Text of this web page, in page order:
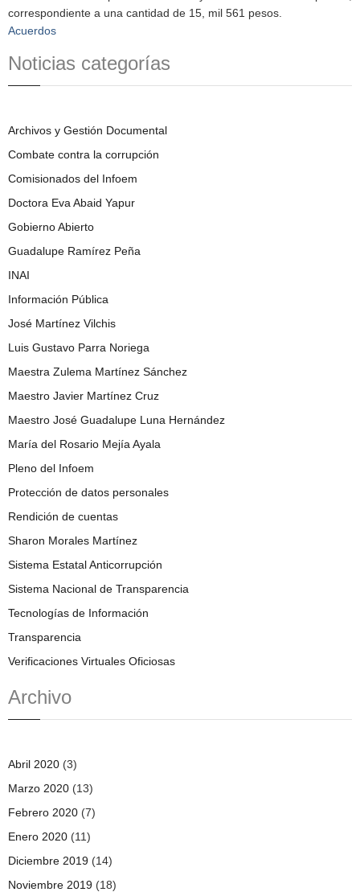
correspondiente a una cantidad de 15, mil 561 pesos.
Acuerdos
Noticias categorías
Archivos y Gestión Documental
Combate contra la corrupción
Comisionados del Infoem
Doctora Eva Abaid Yapur
Gobierno Abierto
Guadalupe Ramírez Peña
INAI
Información Pública
José Martínez Vilchis
Luis Gustavo Parra Noriega
Maestra Zulema Martínez Sánchez
Maestro Javier Martínez Cruz
Maestro José Guadalupe Luna Hernández
María del Rosario Mejía Ayala
Pleno del Infoem
Protección de datos personales
Rendición de cuentas
Sharon Morales Martínez
Sistema Estatal Anticorrupción
Sistema Nacional de Transparencia
Tecnologías de Información
Transparencia
Verificaciones Virtuales Oficiosas
Archivo
Abril 2020 (3)
Marzo 2020 (13)
Febrero 2020 (7)
Enero 2020 (11)
Diciembre 2019 (14)
Noviembre 2019 (18)